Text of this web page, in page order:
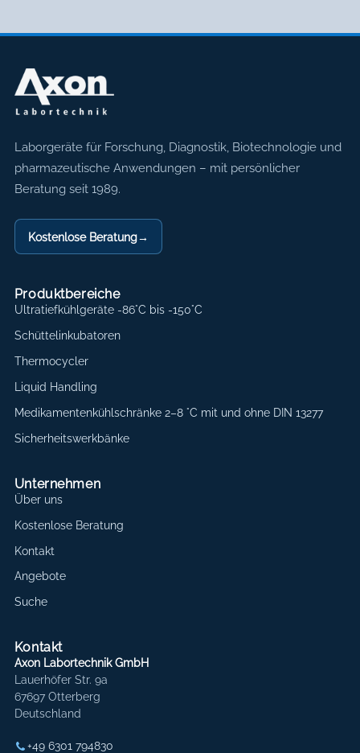
Axon Labortechnik
Laborgeräte für Forschung, Diagnostik, Biotechnologie und
pharmazeutische Anwendungen – mit persönlicher
Beratung seit 1989.
Kostenlose Beratung→
Produktbereiche
Ultratiefkühlgeräte -86°C bis -150°C
Schüttelinkubatoren
Thermocycler
Liquid Handling
Medikamentenkühlschränke 2–8 °C mit und ohne DIN 13277
Sicherheitswerkbänke
Unternehmen
Über uns
Kostenlose Beratung
Kontakt
Angebote
Suche
Kontakt
Axon Labortechnik GmbH
Lauerhöfer Str. 9a
67697 Otterberg
Deutschland
+49 6301 794830